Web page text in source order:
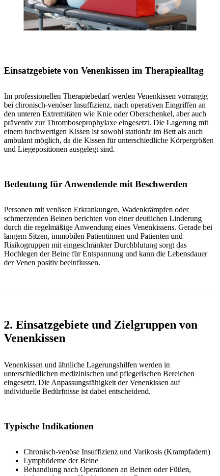
Einsatzgebiete von Venenkissen im Therapiealltag
Im professionellen Therapiebedarf werden Venenkissen vorrangig
bei chronisch-venöser Insuffizienz, nach operativen Eingriffen an
den unteren Extremitäten wie Knie oder Oberschenkel, aber auch
präventiv zur Thromboseprophylaxe eingesetzt. Die Lagerung mit
einem hochwertigen Kissen ist sowohl stationär im Bett als auch
ambulant möglich, da die Kissen für unterschiedliche Körpergrößen
und Liegepositionen ausgelegt sind.
Bedeutung für Anwendende mit Beschwerden
Personen mit venösen Erkrankungen, Wadenkrämpfen oder
schmerzenden Beinen berichten von einer deutlichen Linderung
durch die regelmäßige Anwendung eines Venenkissens. Gerade bei
langem Sitzen, immobilen Patientinnen und Patienten und
Risikogruppen mit eingeschränkter Durchblutung sorgt das
Hochlegen der Beine für Entspannung und kann die Lebensdauer
der Venen positiv beeinflussen.
2. Einsatzgebiete und Zielgruppen von
Venenkissen
Venenkissen und ähnliche Lagerungshilfen werden in
unterschiedlichen medizinischen und pflegerischen Bereichen
eingesetzt. Die Anpassungsfähigkeit der Venenkissen auf
individuelle Bedürfnisse ist dabei entscheidend.
Typische Indikationen
Chronisch-venöse Insuffizienz und Varikosis (Krampfadern)
Lymphödeme der Beine
Behandlung nach Operationen an Beinen oder Füßen,